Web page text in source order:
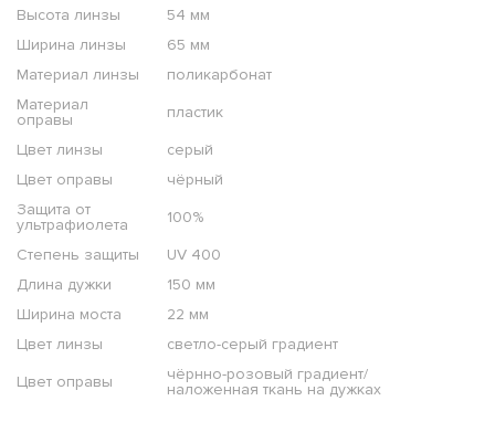
Высота линзы
54 мм
Ширина линзы
65 мм
Материал линзы
поликарбонат
Материал
оправы
пластик
Цвет линзы
серый
Цвет оправы
чёрный
Защита от
ультрафиолета
100%
Степень защиты
UV 400
Длина дужки
150 мм
Ширина моста
22 мм
Цвет линзы
светло-серый градиент
Цвет оправы
чёрнно-розовый градиент/
наложенная ткань на дужках